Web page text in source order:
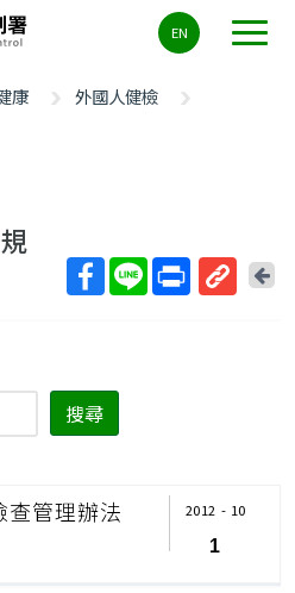
EN
康
外國人健檢
回
搜尋
查管理辦法 2012 - 10
1